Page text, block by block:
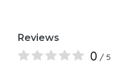
Reviews
0 / 5